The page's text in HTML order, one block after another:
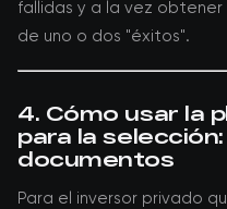
fallidas y a la vez
de uno o dos "éxitos".
4. Cómo usar la
para la
documentos
Para el inversor privado